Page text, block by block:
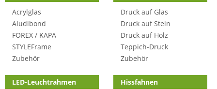
Acrylglas
Aludibond
FOREX / KAPA
STYLEFrame
Zubehör
Druck auf Glas
Druck auf Stein
Druck auf Holz
Teppich-Druck
Zubehör
LED-Leuchtrahmen
Hissfahnen